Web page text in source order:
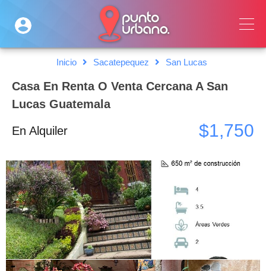
Inicio Sacatepequez San Lucas
Casa En Renta O Venta Cercana A San
Lucas Guatemala
En Alquiler $1,750